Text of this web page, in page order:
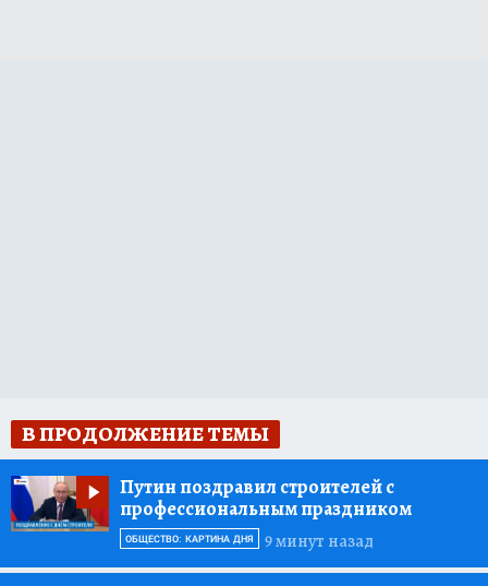
В ПРОДОЛЖЕНИЕ ТЕМЫ
Путин поздравил строителей с
профессиональным праздником
9 минут назад
ОБЩЕСТВО: КАРТИНА ДНЯ